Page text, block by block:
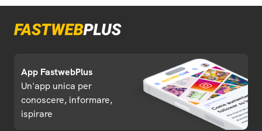
App FastwebPlus
Un'app unica per
conoscere, informare,
ispirare